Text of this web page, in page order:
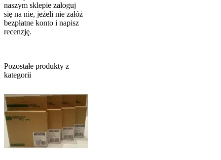
naszym sklepie zaloguj
się na nie, jeżeli nie załóż
bezpłatne konto i napisz
recenzję.
Pozostałe produkty z
kategorii